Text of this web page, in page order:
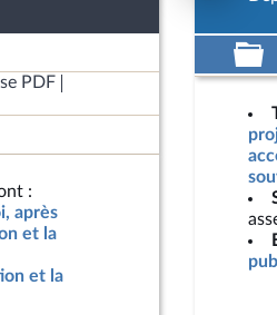
PDF
:
après
et la
et la